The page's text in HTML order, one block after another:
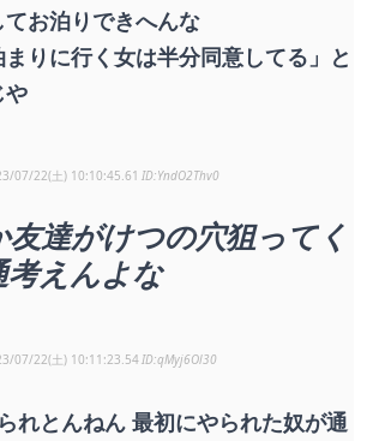
お泊りできへんな
まりに行く女は半分同意してる」と
や
07/22(土) 10:10:45.61 YndO2Thv0
友達がけつの穴狙ってく
考えんよな
07/22(土) 10:11:23.54 qMyj6Ol30
れとんねん 最初にやられた奴が通